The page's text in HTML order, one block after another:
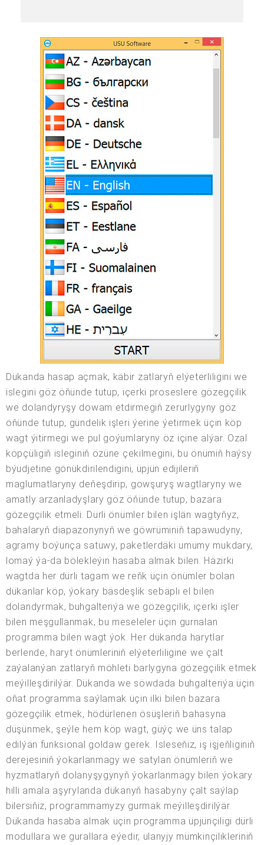
Dükanda hasap açmak, käbir zatlaryň elýeterliligini we
islegini göz öňünde tutup, içerki proseslere gözegçilik
we dolandyryşy dowam etdirmegiň zerurlygyny göz
öňünde tutup, gündelik işleri ýerine ýetirmek üçin köp
wagt ýitirmegi we pul goýumlaryny öz içine alýar. Ozal
köpçüligiň isleginiň özüne çekilmegini, bu önümiň haýsy
býudjetine gönükdirilendigini, üpjün edijileriň
maglumatlaryny deňeşdirip, gowşuryş wagtlaryny we
amatly arzanladyşlary göz öňünde tutup, bazara
gözegçilik etmeli. Dürli önümler bilen işlän wagtyňyz,
bahalaryň diapazonynyň we göwrüminiň tapawudyny,
agramy boýunça satuwy, paketlerdäki umumy mukdary,
lomaý ýa-da bölekleýin hasaba almak bilen. Häzirki
wagtda her dürli tagam we reňk üçin önümler bolan
dükanlar köp, ýokary bäsdeşlik sebäpli el bilen
dolandyrmak, buhgalteriýa we gözegçilik, içerki işler
bilen meşgullanmak, bu meseleler üçin gurnalan
programma bilen wagt ýok. Her dükanda harytlar
berlende, haryt önümleriniň elýeterliligine we çalt
zaýalanýan zatlaryň möhleti barlygyna gözegçilik etmek
meýilleşdirilýär. Dükanda we söwdada buhgalteriýa üçin
oňat programma saýlamak üçin ilki bilen bazara
gözegçilik etmek, hödürlenen ösüşleriň bahasyna
düşünmek, şeýle hem köp wagt, güýç we üns talap
edilýän funksional goldaw gerek. Isleseňiz, iş işjeňliginiň
derejesiniň ýokarlanmagy we satylan önümleriň we
hyzmatlaryň dolanyşygynyň ýokarlanmagy bilen ýokary
hilli amala aşyrylanda dükanyň hasabyny çalt saýlap
bilersiňiz, programmamyzy gurmak meýilleşdirilýär.
Dükanda hasaba almak üçin programma üpjünçiligi dürli
modullara we gurallara eýedir, ulanyjy mümkinçilikleriniň